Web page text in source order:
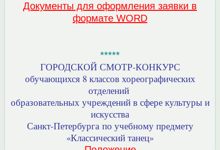
Документы для оформления заявки в
формате WORD
*****
ГОРОДСКОЙ СМОТР-КОНКУРС
обучающихся 8 классов хореографических
отделений
образовательных учреждений в сфере культуры и
искусства
Санкт-Петербурга по учебному предмету
«Классический танец»